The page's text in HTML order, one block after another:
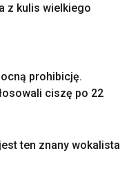
z kulis wielkiego
prohibicję.
ciszę po 22
ten znany wokalista